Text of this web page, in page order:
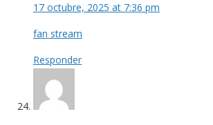
17 octubre, 2025 at 7:36 pm
fan stream
Responder